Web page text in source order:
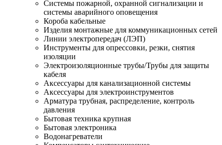
Системы пожарной, охранной сигнализации и
системы аварийного оповещения
Короба кабельные
Изделия монтажные для коммуникационных сетей
Линии электропередач (ЛЭП)
Инструменты для опрессовки, резки, снятия
изоляции
Электроизоляционные трубы/Трубы для защиты
кабеля
Аксессуары для канализационной системы
Аксессуары для электроинструментов
Арматура трубная, распределение, контроль
давления
Бытовая техника крупная
Бытовая электроника
Водонагреватели